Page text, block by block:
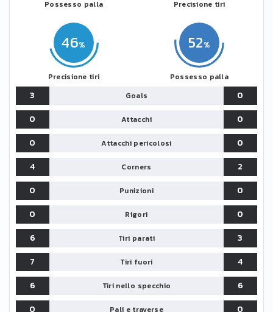
Possesso palla
46
Precisione tiri
52
Possesso palla
Precisione tiri
3 Goals
0
0
Attacchi
0
0
Attacchi pericolosi
0
4
Corners
2
0
Punizioni
0
0
Rigori
0
6
Tiri parati
3
7
Tiri fuori
4
6
Tiri nello specchio
6
0
Pali e traverse 0